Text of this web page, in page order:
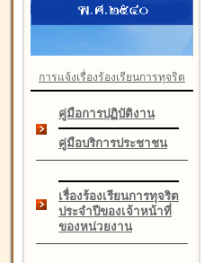
การแจ้งเรื่องร้องเรียนการทุจริต
คู่มือการปฏิบัติงาน
คู่มือบริการประชาชน
เรื่องร้องเรียนการทุจริต
ประจำปีของเจ้าหน้าที่
ของหน่วยงาน